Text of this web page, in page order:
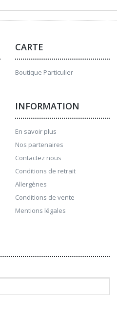
CARTE
Boutique Particulier
INFORMATION
En savoir plus
Nos partenaires
Contactez nous
Conditions de retrait
Allergènes
Conditions de vente
Mentions légales